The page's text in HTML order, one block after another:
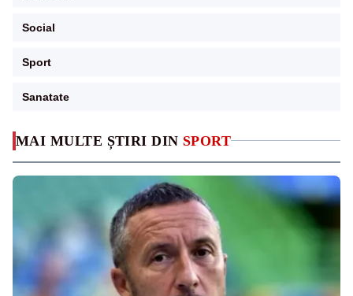
MAI MULTE ȘTIRI DIN SPORT
Social
Sport
Sanatate